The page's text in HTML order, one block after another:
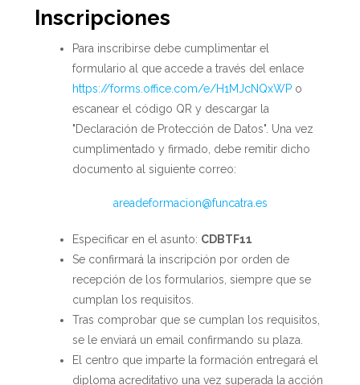
Inscripciones
Para inscribirse debe cumplimentar el
formulario al que accede a través del enlace
https://forms.office.com/e/H1MJcNQxWP o
escanear el código QR y descargar la
"Declaración de Protección de Datos". Una vez
cumplimentado y firmado, debe remitir dicho
documento al siguiente correo:
areadeformacion@funcatra.es
Especificar en el asunto: CDBTF11
Se confirmará la inscripción por orden de
recepción de los formularios, siempre que se
cumplan los requisitos.
Tras comprobar que se cumplan los requisitos,
se le enviará un email confirmando su plaza.
El centro que imparte la formación entregará el
diploma acreditativo una vez superada la acción